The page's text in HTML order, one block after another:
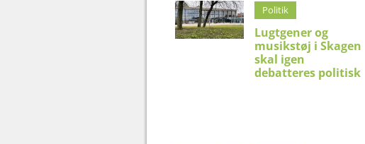
Politik
Lugtgener og
musikstøj i Skagen
skal igen
debatteres politisk